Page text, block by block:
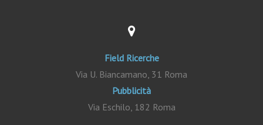
Field Ricerche
Via U. Biancamano, 31 Roma
Pubblicità
Via Eschilo, 182 Roma